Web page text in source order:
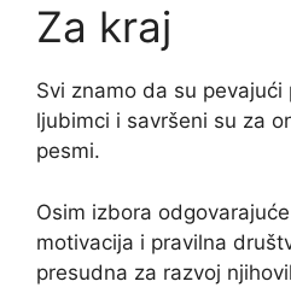
Za kraj
Svi znamo da su pevajući
ljubimci i savršeni su za
pesmi.
Osim izbora
motivacija i pravilna
presudna za razvoj